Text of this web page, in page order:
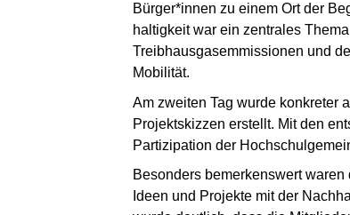
Bürger*innen zu ei­nem Ort der
hal­tig­keit war ein zentrales
Treibhausgasemmissionen und
Mo­bi­li­tät.
Am zwei­ten Tag wurde konkreter
Projektskizzen erstellt. Mit den
Partizipation der
Besonders be­mer­kens­wert
Ideen und Projekte mit der